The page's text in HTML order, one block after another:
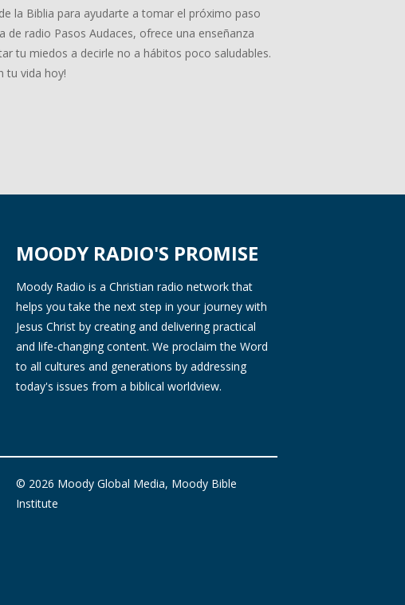
la Biblia para ayudarte a tomar el próximo paso
radio Pasos Audaces, ofrece una enseñanza
tu miedos a decirle no a hábitos poco saludables.
tu vida hoy!
MOODY RADIO'S PROMISE
Moody Radio is a Christian radio network that
helps you take the next step in your journey with
Jesus Christ by creating and delivering practical
and life-changing content. We proclaim the Word
to all cultures and generations by addressing
today's issues from a biblical worldview.
© 2026 Moody Global Media, Moody Bible
Institute